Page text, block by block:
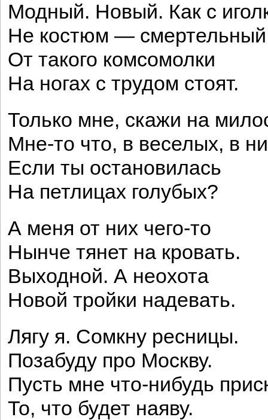
Модный. Новый. Как с
Не костюм —
От такого комсомолки
На ногах с трудом стоят.
Только мне, скажи на
Мне-то что, в веселых, в
Если ты остановилась
На петлицах голубых?
А меня от них чего-то
Нынче тянет на кровать.
Выходной. А неохота
Новой тройки надевать.
Лягу я. Сомкну ресницы.
Позабуду про Москву.
Пусть мне что-нибудь
То, что будет наяву.